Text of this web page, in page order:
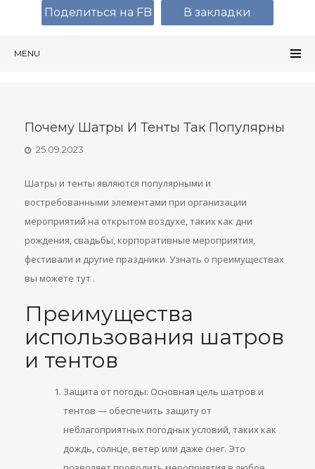
MENU
Почему Шатры И Тенты Так Популярны
25.09.2023
Шатры и тенты являются популярными и
востребованными элементами при организации
мероприятий на открытом воздухе, таких как дни
рождения, свадьбы, корпоративные мероприятия,
фестивали и другие праздники. Узнать о преимуществах
вы можете тут .
Преимущества
использования шатров
и тентов
Защита от погоды: Основная цель шатров и
тентов — обеспечить защиту от
неблагоприятных погодных условий, таких как
дождь, солнце, ветер или даже снег. Это
Поделиться на FB В закладки